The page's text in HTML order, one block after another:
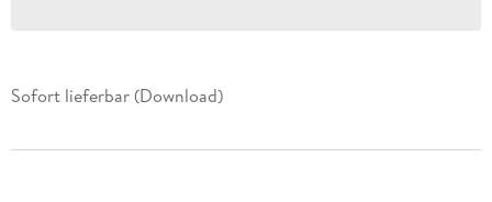
Sofort lieferbar (Download)